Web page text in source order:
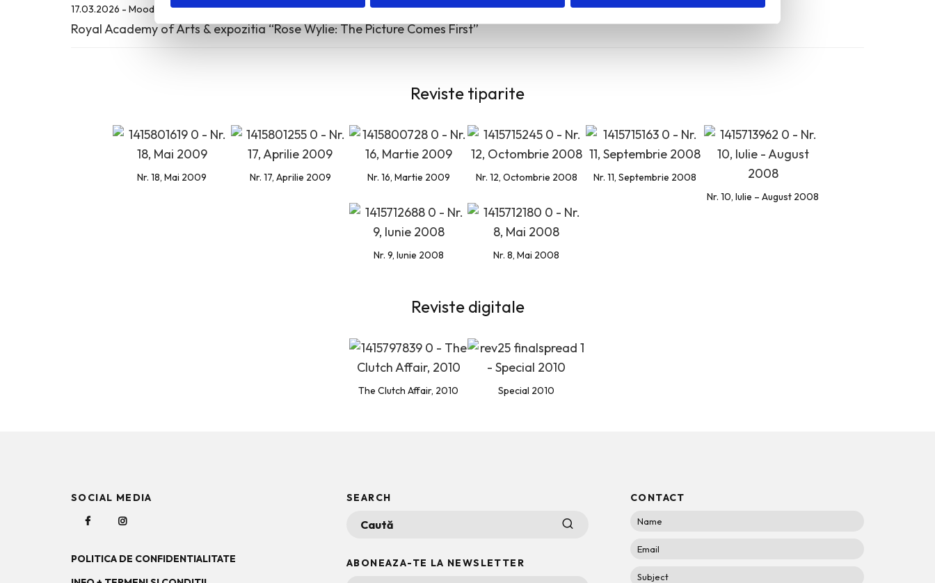
17.03.2026 - Mood Board - Un Muzeu Pe Zi
Royal Academy of Arts & expozitia “Rose Wylie: The Picture Comes First”
Reviste tiparite
Nr. 18, Mai 2009 Nr. 17, Aprilie 2009 Nr. 16, Martie 2009 Nr. 12, Octombrie 2008
Nr. 11, Septembrie 2008
Nr. 10, Iulie – August 2008
Nr. 9, Iunie 2008 Nr. 8, Mai 2008
Reviste digitale
The Clutch Affair, 2010 Special 2010
SOCIAL MEDIA
POLITICA DE CONFIDENTIALITATE
SEARCH
ABONEAZA-TE LA NEWSLETTER
CONTACT